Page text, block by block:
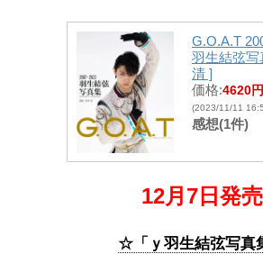
G.O.A.T
羽生結弦写
清 ]
価格:4620円
(2023/11/11
感想(1件)
12月7日発売
☆「ｙ羽生結弦写真